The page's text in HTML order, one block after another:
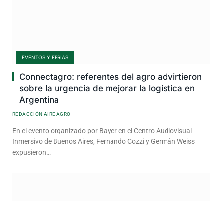
EVENTOS Y FERIAS
Connectagro: referentes del agro advirtieron
sobre la urgencia de mejorar la logística en
Argentina
REDACCIÓN AIRE AGRO
En el evento organizado por Bayer en el Centro Audiovisual
Inmersivo de Buenos Aires, Fernando Cozzi y Germán Weiss
expusieron…